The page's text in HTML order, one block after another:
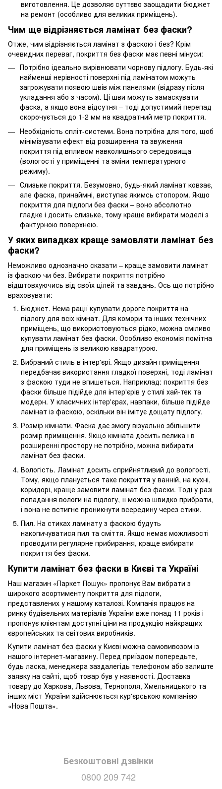
виготовлення. Це дозволяє суттєво заощадити бюджет
на ремонт (особливо для великих приміщень).
Чим ще відрізняється ламінат без фаски?
Отже, чим відрізняється ламінат з фаскою і без? Крім
очевидних переваг, покриття без фаски має певні мінуси:
Потрібно ідеально вирівнювати чорнову підлогу. Будь-які
найменші нерівності поверхні під ламінатом можуть
загрожувати появою швів між панелями (відразу після
укладання або з часом). Ці шви можуть замаскувати
фаска, а якщо вона відсутня – тоді допустимий перепад
скорочується до 1-2 мм на квадратний метр покриття.
Необхідність спліт-системи. Вона потрібна для того, щоб
мінімізувати ефект від розширення та звуження
покриття під впливом навколишнього середовища
(вологості у приміщенні та зміни температурного
режиму).
Слизьке покриття. Безумовно, будь-який ламінат ковзає,
але фаска, принаймні, виступає якимсь стопором. Якщо
покриття для підлоги без фаски – воно абсолютно
гладке і досить слизьке, тому краще вибирати моделі з
фактурною поверхнею.
У яких випадках краще замовляти ламінат без
фаски?
Неможливо однозначно сказати – краще замовити ламінат
із фаскою чи без. Вибирати покриття потрібно
відштовхуючись від своїх цілей та завдань. Ось що потрібно
враховувати:
Бюджет. Нема рації купувати дороге покриття на
підлогу для всіх кімнат. Для комори та інших технічних
приміщень, що використовуються рідко, можна сміливо
купувати ламінат без фаски. Особливо економія помітна
для приміщень із великою квадратурою.
Вибраний стиль в інтер'єрі. Якщо дизайн приміщення
передбачає використання гладкої поверхні, тоді ламінат
з фаскою туди не впишеться. Наприклад: покриття без
фаски більше підійде для інтер'єрів у стилі хай-тек та
модерн. У класичних інтер'єрах, навпаки, більше підійде
ламінат із фаскою, оскільки він імітує дощату підлогу.
Розмір кімнати. Фаска дає змогу візуально збільшити
розмір приміщення. Якщо кімната досить велика і в
розширенні простору не потрібно, можна вибирати
ламінат без фаски.
Вологість. Ламінат досить сприйнятливий до вологості.
Тому, якщо планується таке покриття у ванній, на кухні,
коридорі, краще замовити ламінат без фаски. Тоді у разі
попадання вологи на підлогу, її можна швидко прибрати,
і вона не встигне проникнути всередину через стики.
Пил. На стиках ламінату з фаскою будуть
накопичуватися пил та сміття. Якщо немає можливості
проводити регулярне прибирання, краще вибирати
покриття без фаски.
Купити ламінат без фаски в Києві та Україні
Наш магазин «Паркет Пошук» пропонує Вам вибрати з
широкого асортименту покриття для підлоги,
представлених у нашому каталозі. Компанія працює на
ринку будівельних матеріалів України вже понад 11 років і
пропонує клієнтам доступні ціни на продукцію найкращих
європейських та світових виробників.
Купити ламінат без фаски у Києві можна самовивозом із
нашого інтернет-магазину. Перед приїздом попередьте,
будь ласка, менеджера заздалегідь телефоном або залиште
заявку на сайті, щоб товар був у наявності. Доставка
товару до Харкова, Львова, Тернополя, Хмельницького та
інших міст України здійснюється кур'єрською компанією
«Нова Пошта».
Безкоштовні дзвінки
0800 209 742